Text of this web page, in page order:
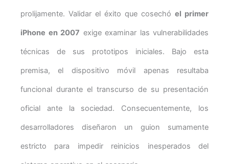
prolijamente. Validar el éxito que cosechó el primer
iPhone en 2007 exige examinar las vulnerabilidades
técnicas de sus prototipos iniciales. Bajo esta
premisa, el dispositivo móvil apenas resultaba
funcional durante el transcurso de su presentación
oficial ante la sociedad. Consecuentemente, los
desarrolladores diseñaron un guion sumamente
estricto para impedir reinicios inesperados del